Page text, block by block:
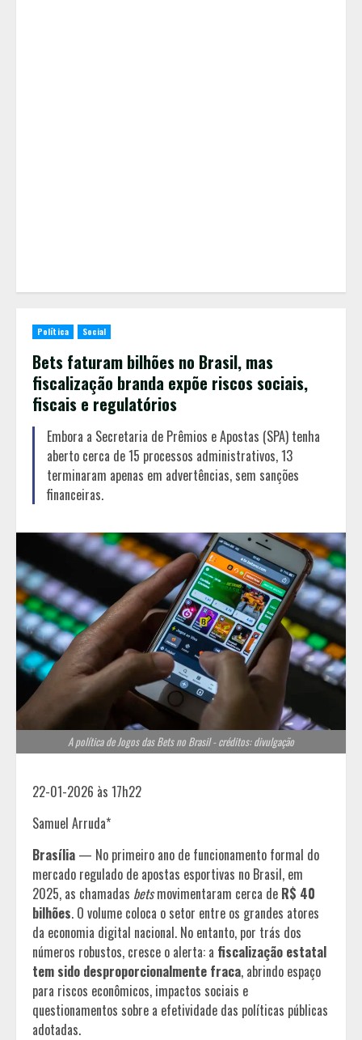
Política Social
Bets faturam bilhões no Brasil, mas
fiscalização branda expõe riscos sociais,
fiscais e regulatórios
Embora a Secretaria de Prêmios e Apostas (SPA) tenha
aberto cerca de 15 processos administrativos, 13
terminaram apenas em advertências, sem sanções
financeiras.
A política de Jogos das Bets no Brasil - créditos: divulgação
22-01-2026 às 17h22
Samuel Arruda*
Brasília — No primeiro ano de funcionamento formal do
mercado regulado de apostas esportivas no Brasil, em
2025, as chamadas betsmovimentaram cerca de R$ 40
bilhões. O volume coloca o setor entre os grandes atores
da economia digital nacional. No entanto, por trás dos
números robustos, cresce o alerta: a fiscalização estatal
tem sido desproporcionalmente fraca, abrindo espaço
para riscos econômicos, impactos sociais e
questionamentos sobre a efetividade das políticas públicas
adotadas.